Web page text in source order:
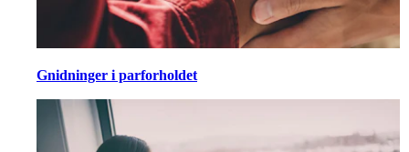
Gnidninger i parforholdet